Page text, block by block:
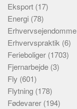
Eksport (17)
Energi (78)
Erhvervsejendomme
Erhvervspraktik (6)
Ferieboliger (1703)
Fjernarbejde (3)
Fly (601)
Flytning (178)
Fødevarer (194)